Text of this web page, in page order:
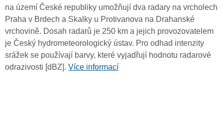
na území České republiky umožňují dva radary na vrcholech
Praha v Brdech a Skalky u Protivanova na Drahanské
vrchovině. Dosah radarů je 250 km a jejich provozovatelem
je Český hydrometeorologický ústav. Pro odhad intenzity
srážek se používají barvy, které vyjadřují hodnotu radarové
odrazivosti [dBZ]. Více informací